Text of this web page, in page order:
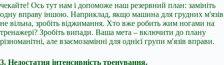
чекайте! Ось тут нам і допоможе наш резервний план: замініть
одну вправу іншою. Наприклад, якщо машина для грудних м'язів
не вільна, зробіть віджимання. Хто вже робить жим ногами на
тренажері? Зробіть випади. Ваша мета – включити до плану
різноманітні, але взаємозамінні для однієї групи м'язів вправи.
3. Недостатня інтенсивність тренування.